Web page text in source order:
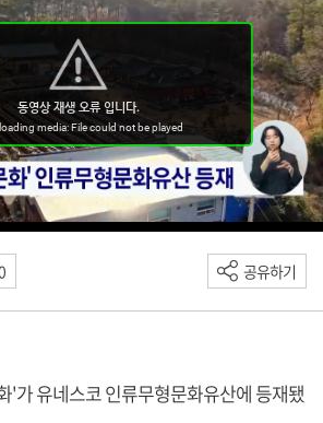
공유하기
'가 유네스코 인류무형문화유산에 등재됐